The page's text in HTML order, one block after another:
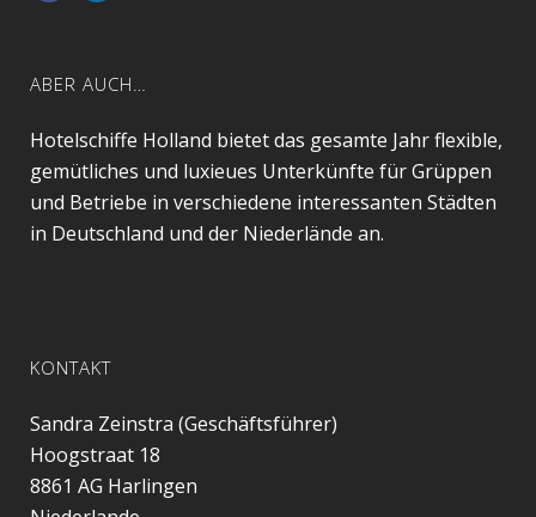
ABER AUCH…
Hotelschiffe Holland bietet das gesamte Jahr flexible,
gemütliches und luxieues Unterkünfte für Grüppen
und Betriebe in verschiedene interessanten Städten
in Deutschland und der Niederlände an.
KONTAKT
Sandra Zeinstra (Geschäftsführer)
Hoogstraat 18
8861 AG Harlingen